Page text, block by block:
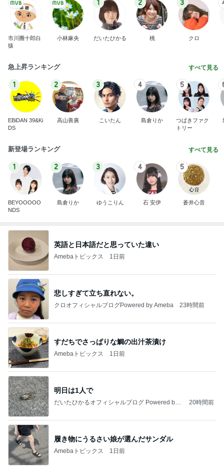
市川團十郎白
猿
小林麻央
1
だいたひかる
2
桃
3
クロ
急上昇ランキング すべて見る
1
EBiDAN 39&Ki
DS
2
高山善廣
3
こいたん
4
島倉りか
5
つばきファク
トリー
新登場ランキング すべて見る
1
BEYOOOOO
NDS
2
島倉りか
3
ゆうこりん
4
石 安伊
5
蒼井心音
英語と日本語だと思っていた違い
Amebaトピックス 1日前
悲しすぎて立ち直れない。
クロオフィシャルブログPowered by Ameba 23時間前
すだちでさっぱりな鯛の出汁茶漬け
Amebaトピックス 1日前
明日は1人で
だいたひかるオフィシャルブログ Powered by
20時間前
履き物にうるさい娘が選んだサンダル
Amebaトピックス 1日前